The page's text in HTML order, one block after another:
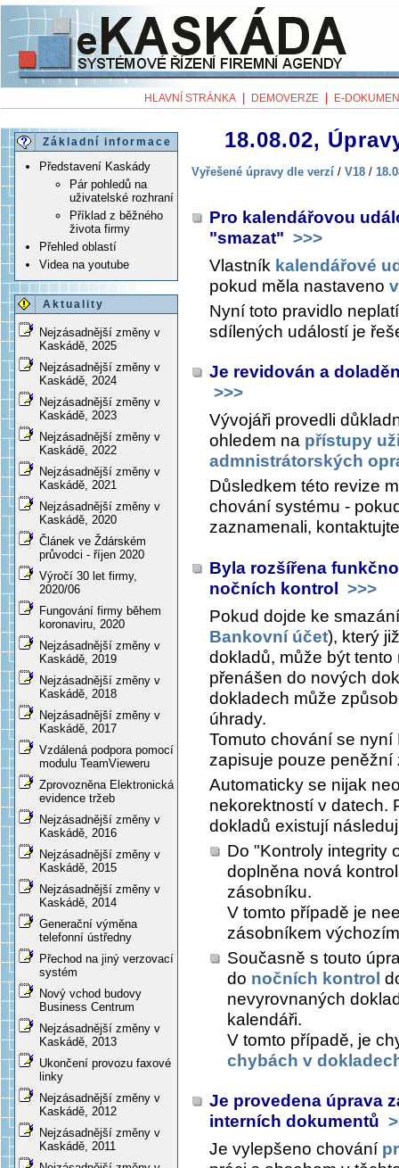
HLAVNÍ STRÁNKA DEMOVERZE E-
Základní informace
Představení Kaskády
Pár pohledů na
uživatelské rozhraní
Příklad z běžného
života firmy
Přehled oblastí
Videa na youtube
Aktuality
Nejzásadnější změny v
Kaskádě, 2025
Nejzásadnější změny v
Kaskádě, 2024
Nejzásadnější změny v
Kaskádě, 2023
Nejzásadnější změny v
Kaskádě, 2022
Nejzásadnější změny v
Kaskádě, 2021
Nejzásadnější změny v
Kaskádě, 2020
Článek ve Ždárském
průvodci - říjen 2020
Výročí 30 let firmy,
2020/06
Fungování firmy během
koronaviru, 2020
Nejzásadnější změny v
Kaskádě, 2019
Nejzásadnější změny v
Kaskádě, 2018
Nejzásadnější změny v
Kaskádě, 2017
Vzdálená podpora pomocí
modulu TeamVieweru
Zprovozněna Elektronická
evidence tržeb
Nejzásadnější změny v
Kaskádě, 2016
Nejzásadnější změny v
Kaskádě, 2015
Nejzásadnější změny v
Kaskádě, 2014
Generační výměna
telefonní ústředny
Přechod na jiný verzovací
systém
Nový vchod budovy
Business Centrum
Nejzásadnější změny v
Kaskádě, 2013
Ukončení provozu faxové
linky
Nejzásadnější změny v
Kaskádě, 2012
Nejzásadnější změny v
Kaskádě, 2011
18.08.02,
Vyřešené úpravy dle verzí / V18 /
Pro kalendářovou
"smazat" >>>
Vlastník kalendářové
pokud měla nastaveno
Nyní toto pravidlo
sdílených událostí je
Je revidován a
>>>
Vývojáři provedli
ohledem na přístupy
admnistrátorských
Důsledkem této revize
chování systému -
zaznamenali,
Byla rozšířena
nočních kontrol >>>
Pokud dojde ke
Bankovní účet), který
dokladů, může být
přenášen do nových
dokladech může
úhrady.
Tomuto chování se
zapisuje pouze
Automaticky se nijak
nekorektností v datech.
dokladů existují
Do "Kontroly integrity
doplněna nová
zásobníku.
V tomto případě je
zásobníkem
Současně s touto
do nočních kontrol
nevyrovnaných
kalendáři.
V tomto případě, je
chybách v
Je provedena úprava
interních dokumentů
Je vylepšeno chování